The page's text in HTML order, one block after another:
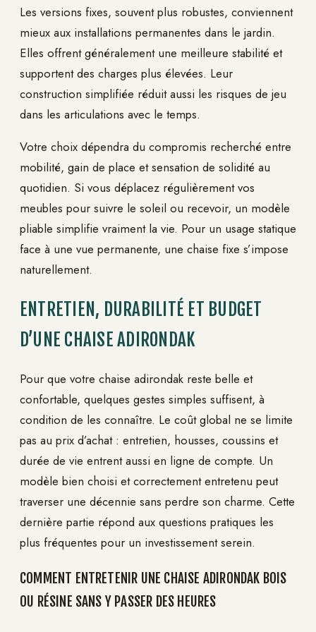
Les versions fixes, souvent plus robustes, conviennent
mieux aux installations permanentes dans le jardin.
Elles offrent généralement une meilleure stabilité et
supportent des charges plus élevées. Leur
construction simplifiée réduit aussi les risques de jeu
dans les articulations avec le temps.
Votre choix dépendra du compromis recherché entre
mobilité, gain de place et sensation de solidité au
quotidien. Si vous déplacez régulièrement vos
meubles pour suivre le soleil ou recevoir, un modèle
pliable simplifie vraiment la vie. Pour un usage statique
face à une vue permanente, une chaise fixe s’impose
naturellement.
ENTRETIEN, DURABILITÉ ET BUDGET
D’UNE CHAISE ADIRONDAK
Pour que votre chaise adirondak reste belle et
confortable, quelques gestes simples suffisent, à
condition de les connaître. Le coût global ne se limite
pas au prix d’achat : entretien, housses, coussins et
durée de vie entrent aussi en ligne de compte. Un
modèle bien choisi et correctement entretenu peut
traverser une décennie sans perdre son charme. Cette
dernière partie répond aux questions pratiques les
plus fréquentes pour un investissement serein.
COMMENT ENTRETENIR UNE CHAISE ADIRONDAK BOIS
OU RÉSINE SANS Y PASSER DES HEURES